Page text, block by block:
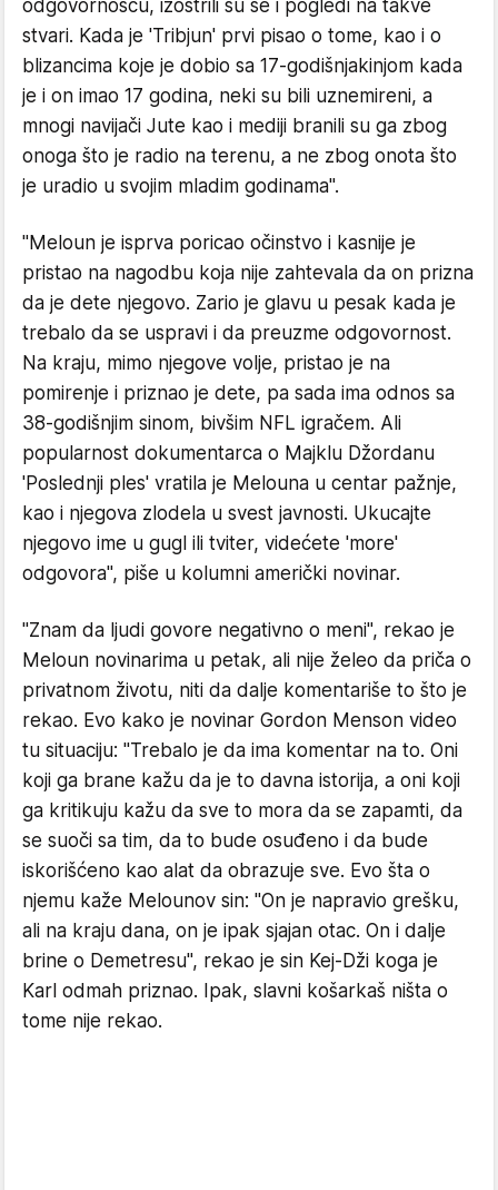
odgovornošću, izoštrili su se i pogledi na takve
stvari. Kada je 'Tribjun' prvi pisao o tome, kao i o
blizancima koje je dobio sa 17-godišnjakinjom kada
je i on imao 17 godina, neki su bili uznemireni, a
mnogi navijači Jute kao i mediji branili su ga zbog
onoga što je radio na terenu, a ne zbog onota što
je uradio u svojim mladim godinama".
"Meloun je isprva poricao očinstvo i kasnije je
pristao na nagodbu koja nije zahtevala da on prizna
da je dete njegovo. Zario je glavu u pesak kada je
trebalo da se uspravi i da preuzme odgovornost.
Na kraju, mimo njegove volje, pristao je na
pomirenje i priznao je dete, pa sada ima odnos sa
38-godišnjim sinom, bivšim NFL igračem. Ali
popularnost dokumentarca o Majklu Džordanu
'Poslednji ples' vratila je Melouna u centar pažnje,
kao i njegova zlodela u svest javnosti. Ukucajte
njegovo ime u gugl ili tviter, videćete 'more'
odgovora", piše u kolumni američki novinar.
"Znam da ljudi govore negativno o meni", rekao je
Meloun novinarima u petak, ali nije želeo da priča o
privatnom životu, niti da dalje komentariše to što je
rekao. Evo kako je novinar Gordon Menson video
tu situaciju: "Trebalo je da ima komentar na to. Oni
koji ga brane kažu da je to davna istorija, a oni koji
ga kritikuju kažu da sve to mora da se zapamti, da
se suoči sa tim, da to bude osuđeno i da bude
iskorišćeno kao alat da obrazuje sve. Evo šta o
njemu kaže Melounov sin: "On je napravio grešku,
ali na kraju dana, on je ipak sjajan otac. On i dalje
brine o Demetresu", rekao je sin Kej-Dži koga je
Karl odmah priznao. Ipak, slavni košarkaš ništa o
tome nije rekao.